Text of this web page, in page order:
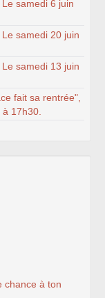
samedi 6 juin
samedi 20 juin
samedi 13 juin
fait sa rentrée",
17h30.